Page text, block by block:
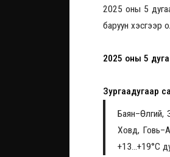
2025 оны 5
баруун хэсгээр
2025 оны 5
Зургаадугаар
Баян–Өлгий,
Ховд,
+13...+19°С